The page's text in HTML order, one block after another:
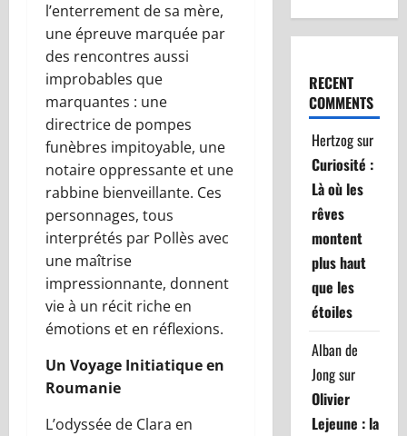
l’enterrement de sa mère,
une épreuve marquée par
des rencontres aussi
improbables que
marquantes : une
directrice de pompes
funèbres impitoyable, une
notaire oppressante et une
rabbine bienveillante. Ces
personnages, tous
interprétés par Pollès avec
une maîtrise
impressionnante, donnent
vie à un récit riche en
émotions et en réflexions.
Un Voyage Initiatique en
Roumanie
L’odyssée de Clara en
RECENT
COMMENTS
Hertzogsur
Curiosité :
Là où les
rêves
montent
plus haut
que les
étoiles
Alban de
Jongsur
Olivier
Lejeune : la